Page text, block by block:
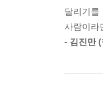
아잉
빼고선
즐기며
달리기
사람이라
- 김진만